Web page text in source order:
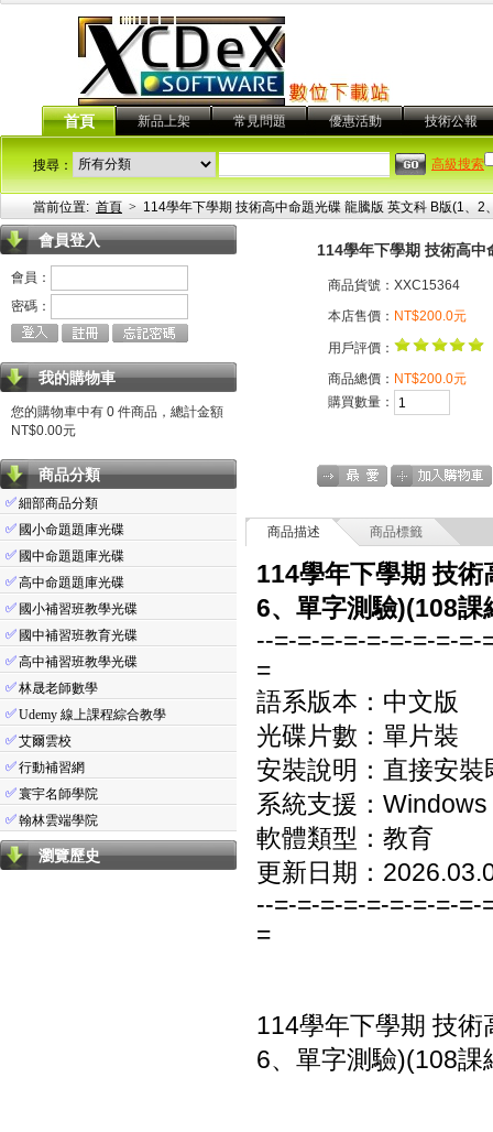
首頁 新品上架 常見問題 優惠活動 技術公報
搜尋： 高級搜索
當前位置: 首頁 > 114學年下學期 技術高中命題光碟 龍騰版 英文科 B版(1、
會員登入
會員：
密碼：
我的購物車
您的購物車中有 0 件商品，總計金額
NT$0.00元
商品分類
✅細部商品分類
✅ 國小命題題庫光碟
✅ 國中命題題庫光碟
✅高中命題題庫光碟
✅ 國小補習班教學光碟
✅ 國中補習班教育光碟
✅高中補習班教學光碟
✅林晟老師數學
✅Udemy 線上課程綜合教學
✅艾爾雲校
✅行動補習網
✅寰宇名師學院
✅翰林雲端學院
瀏覽歷史
114學年下學期 技術高
商品貨號：XXC15364
本店售價： NT$200.0元
用戶評價：
商品總價： NT$200.0元
購買數量：
商品描述 商品標籤
114學年下學期 技
6、單字測驗)(108課
--=-=-=-=-=-=-=-=-=-
=
語系版本：中文版
光碟片數：單片裝
安裝說明：直接安裝
系統支援：
軟體類型：教育
更新日期：
--=-=-=-=-=-=-=-=-=-
=
114學年下學期 技
6、單字測驗)(108課